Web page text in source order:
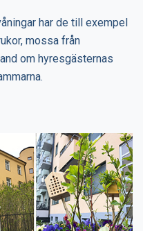
har de till exempel
mossa från
om hyresgästernas